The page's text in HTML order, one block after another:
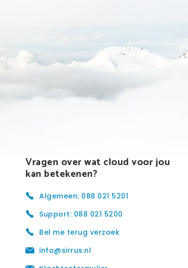
Vragen over wat cloud voor jou
kan betekenen?
Algemeen: 088 021 5201
Support: 088 021 5200
Bel me terug verzoek
info@sirrus.nl